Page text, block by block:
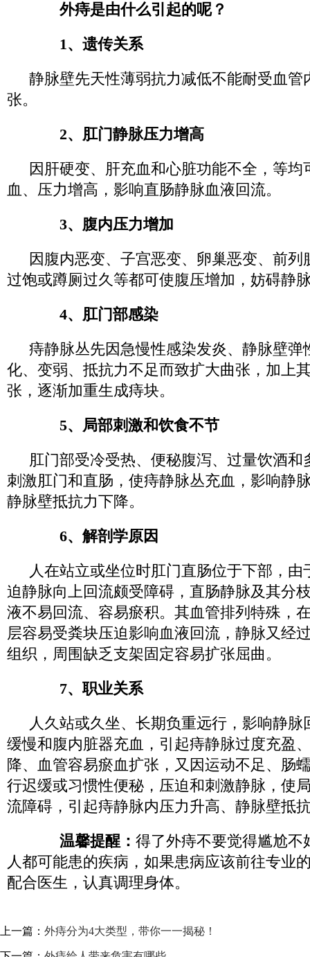
外痔是由什么引起的呢？
1、遗传关系
静脉壁先天性薄弱抗力减低不能耐受血管
张。
2、肛门静脉压力增高
因肝硬变、肝充血和心脏功能不全，等均
血、压力增高，影响直肠静脉血液回流。
3、腹内压力增加
因腹内恶变、子宫恶变、卵巢恶变、前列
过饱或蹲厕过久等都可使腹压增加，妨碍静
4、肛门部感染
痔静脉丛先因急慢性感染发炎、静脉壁弹
化、变弱、抵抗力不足而致扩大曲张，加上
张，逐渐加重生成痔块。
5、局部刺激和饮食不节
肛门部受冷受热、便秘腹泻、过量饮酒和
刺激肛门和直肠，使痔静脉丛充血，影响静
静脉壁抵抗力下降。
6、解剖学原因
人在站立或坐位时肛门直肠位于下部，由
迫静脉向上回流颇受障碍，直肠静脉及其分
液不易回流、容易瘀积。其血管排列特殊，
层容易受粪块压迫影响血液回流，静脉又经
组织，周围缺乏支架固定容易扩张屈曲。
7、职业关系
人久站或久坐、长期负重远行，影响静脉
缓慢和腹内脏器充血，引起痔静脉过度充盈
降、血管容易瘀血扩张，又因运动不足、肠
行迟缓或习惯性便秘，压迫和刺激静脉，使
流障碍，引起痔静脉内压力升高、静脉壁抵
温馨提醒： 得了外痔不要觉得尴尬不
人都可能患的疾病，如果患病应该前往专业
配合医生，认真调理身体。
上一篇： 外痔分为4大类型，带你一一揭秘！